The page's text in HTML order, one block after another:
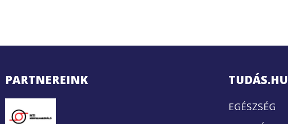
PARTNEREINK TUDÁS.HU
EGÉSZSÉG